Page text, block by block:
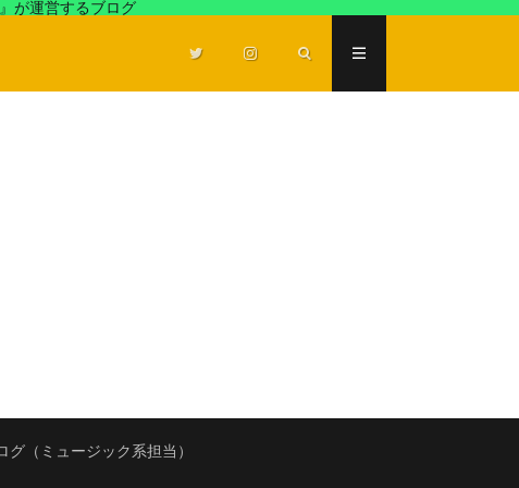
が運営するブログ
グ（ミュージック系担当）